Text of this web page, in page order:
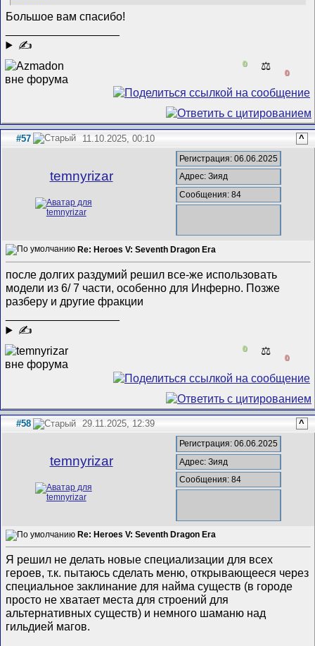
Большое вам спасибо!
✍
0 ⚖️
0
#57 11.10.2025, 00:10 ^
temnyrizar
Регистрация: 06.06.2025
Адрес: Зияд
Сообщения: 84
Re: Heroes V: Seventh Dragon Era
после долгих раздумий решил все-же использовать
модели из 6/ 7 части, особенно для Инферно. Позже
разберу и другие фракции
✍
0 ⚖️
0
#58 29.11.2025, 12:39 ^
temnyrizar
Регистрация: 06.06.2025
Адрес: Зияд
Сообщения: 84
Re: Heroes V: Seventh Dragon Era
Я решил не делать новые специализации для всех
героев, т.к. пытаюсь сделать меню, открывающееся через
специальное заклинание для найма существ (в городе
просто не хватает места для строений для
альтернативных существ) и немного шаманю над
гильдией магов.